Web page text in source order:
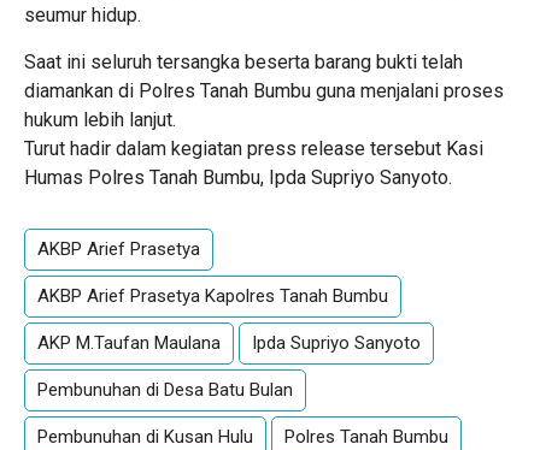
seumur hidup.
Saat ini seluruh tersangka beserta barang bukti telah
diamankan di Polres Tanah Bumbu guna menjalani proses
hukum lebih lanjut.
Turut hadir dalam kegiatan press release tersebut Kasi
Humas Polres Tanah Bumbu, Ipda Supriyo Sanyoto.
AKBP Arief Prasetya
AKBP Arief Prasetya Kapolres Tanah Bumbu
AKP M.Taufan Maulana Ipda Supriyo Sanyoto
Pembunuhan di Desa Batu Bulan
Pembunuhan di Kusan Hulu Polres Tanah Bumbu